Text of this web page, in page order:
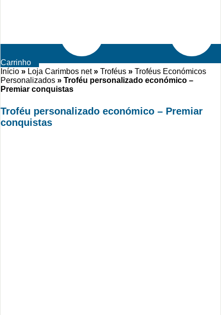
Carrinho
Início » Loja Carimbos net» Troféus » Troféus Económicos
Personalizados » Troféu personalizado económico –
Premiar conquistas
Troféu personalizado económico – Premiar
conquistas